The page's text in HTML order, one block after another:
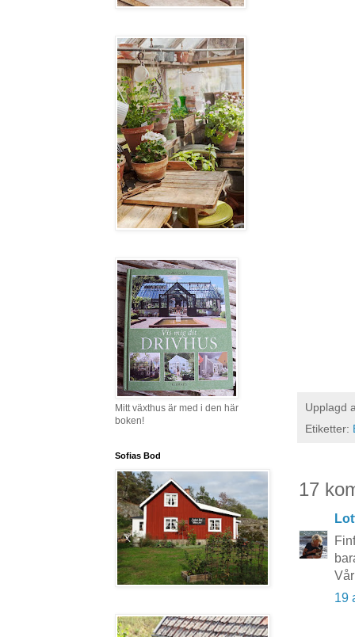
Upplagd
Etiketter:
17
19
Mitt växthus är med i den här
boken!
Sofias Bod